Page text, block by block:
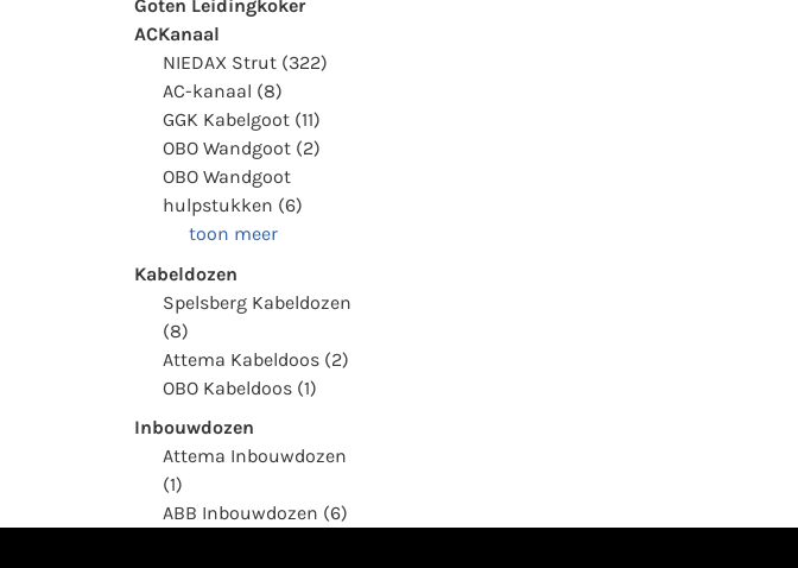
Goten Leidingkoker
ACKanaal
NIEDAX Strut (322)
AC-kanaal (8)
GGK Kabelgoot (11)
OBO Wandgoot (2)
OBO Wandgoot
hulpstukken (6)
toon meer
Kabeldozen
Spelsberg Kabeldozen
(8)
Attema Kabeldoos (2)
OBO Kabeldoos (1)
Inbouwdozen
Attema Inbouwdozen
(1)
ABB Inbouwdozen (6)